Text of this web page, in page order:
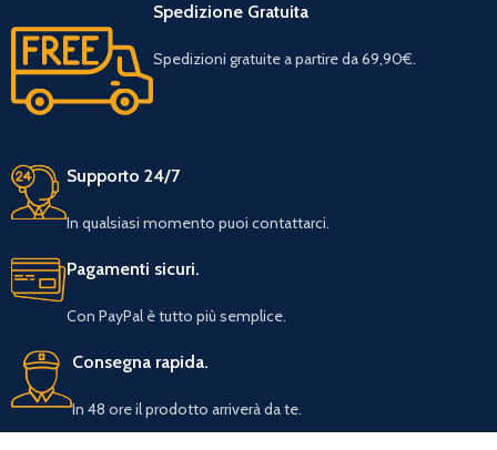
Spedizione Gratuita
Spedizioni gratuite a partire da 69,90€.
Supporto 24/7
In qualsiasi momento puoi contattarci.
Pagamenti sicuri.
Con PayPal è tutto più semplice.
Consegna rapida.
In 48 ore il prodotto arriverà da te.